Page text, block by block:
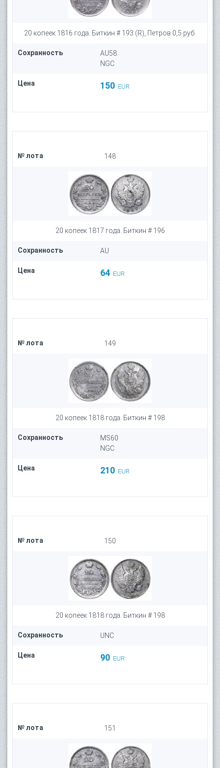
20 копеек 1816 года. Биткин # 193 (R), Петров 0,5 руб.
Сохранность
AU58
NGC
Цена 150 EUR
№ лота 148
20 копеек 1817 года. Биткин # 196
Сохранность AU
Цена 64 EUR
№ лота 149
20 копеек 1818 года. Биткин # 198
Сохранность
MS60
NGC
Цена 210 EUR
№ лота 150
20 копеек 1818 года. Биткин # 198
Сохранность UNC
Цена 90 EUR
№ лота 151